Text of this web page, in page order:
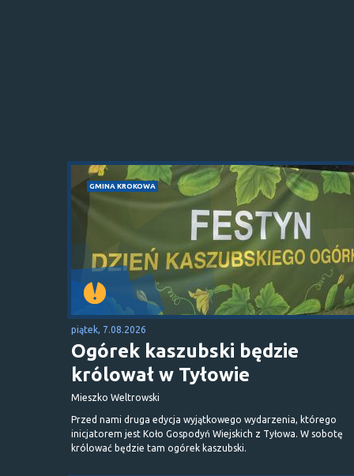
GMINA KROKOWA
piątek, 7.08.2026
Ogórek kaszubski będzie
królował w Tyłowie
Mieszko Weltrowski
Przed nami druga edycja wyjątkowego wydarzenia, którego
inicjatorem jest Koło Gospodyń Wiejskich z Tyłowa. W sobotę
królować będzie tam ogórek kaszubski.